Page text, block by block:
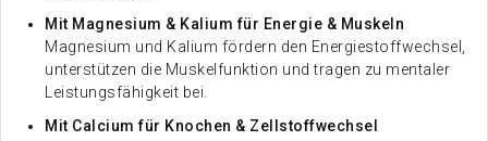
Mit Magnesium & Kalium für Energie & Muskeln
Magnesium und Kalium fördern den Energiestoffwechsel,
unterstützen die Muskelfunktion und tragen zu mentaler
Leistungsfähigkeit bei.
Mit Calcium für Knochen & Zellstoffwechsel